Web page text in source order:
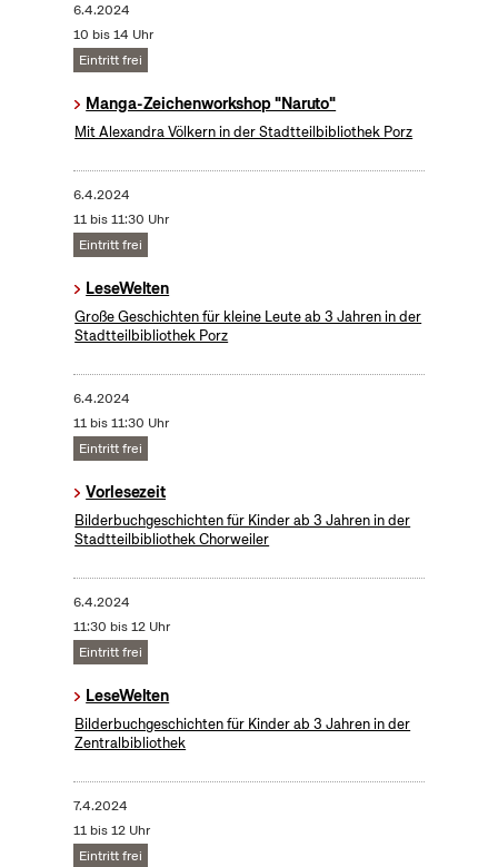
6.4.2024
10 bis 14 Uhr
Eintritt frei
Manga-Zeichenworkshop "Naruto"
Mit Alexandra Völkern in der Stadtteilbibliothek Porz
6.4.2024
11 bis 11:30 Uhr
Eintritt frei
LeseWelten
Große Geschichten für kleine Leute ab 3 Jahren in der
Stadtteilbibliothek Porz
6.4.2024
11 bis 11:30 Uhr
Eintritt frei
Vorlesezeit
Bilderbuchgeschichten für Kinder ab 3 Jahren in der
Stadtteilbibliothek Chorweiler
6.4.2024
11:30 bis 12 Uhr
Eintritt frei
LeseWelten
Bilderbuchgeschichten für Kinder ab 3 Jahren in der
Zentralbibliothek
7.4.2024
11 bis 12 Uhr
Eintritt frei